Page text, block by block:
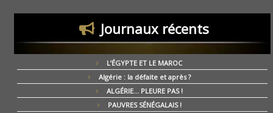
Journaux récents
L’ÉGYPTE ET LE MAROC
Algérie : la défaite et après ?
ALGÉRIE… PLEURE PAS !
PAUVRES SÉNÉGALAIS !